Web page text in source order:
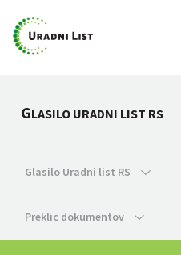
GLASILO URADNI LIST RS
Glasilo Uradni list RS
Preklic dokumentov